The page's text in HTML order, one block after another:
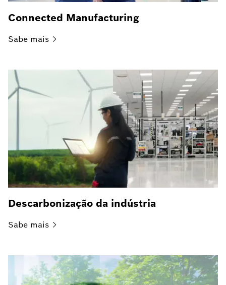
Connected Manufacturing
Sabe mais
Descarbonização da indústria
Sabe mais